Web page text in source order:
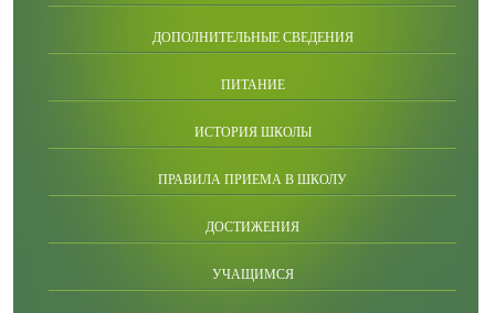
ДОПОЛНИТЕЛЬНЫЕ СВЕДЕНИЯ
ПИТАНИЕ
ИСТОРИЯ ШКОЛЫ
ПРАВИЛА ПРИЕМА В ШКОЛУ
ДОСТИЖЕНИЯ
УЧАЩИМСЯ